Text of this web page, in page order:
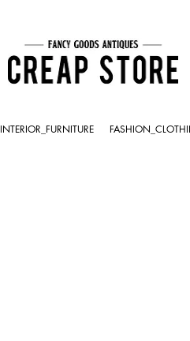
INTERIOR_FURNITURE